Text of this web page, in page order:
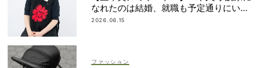
なれたのは結婚、就職も予定通りにいか
なかったから｜朝倉かすみさん
2026.06.15
ファッション